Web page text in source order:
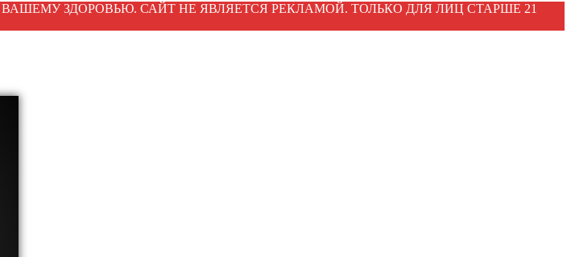
ЗДОРОВЬЮ. САЙТ НЕ ЯВЛЯЕТСЯ РЕКЛАМОЙ. ТОЛЬКО ДЛЯ ЛИЦ СТАРШЕ 21